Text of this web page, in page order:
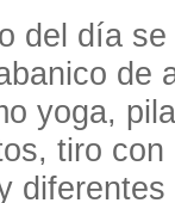
del día
de
yoga,
tiro